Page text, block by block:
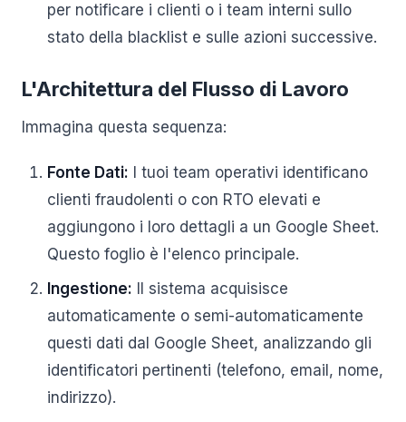
per notificare i clienti o i team interni sullo
stato della blacklist e sulle azioni successive.
L'Architettura del Flusso di Lavoro
Immagina questa sequenza:
Fonte Dati: I tuoi team operativi identificano
clienti fraudolenti o con RTO elevati e
aggiungono i loro dettagli a un Google Sheet.
Questo foglio è l'elenco principale.
Ingestione: Il sistema acquisisce
automaticamente o semi-automaticamente
questi dati dal Google Sheet, analizzando gli
identificatori pertinenti (telefono, email, nome,
indirizzo).